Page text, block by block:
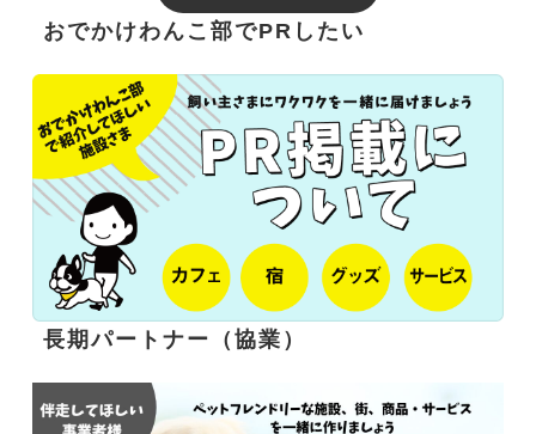
おでかけわんこ部でPRしたい
長期パートナー（協業）